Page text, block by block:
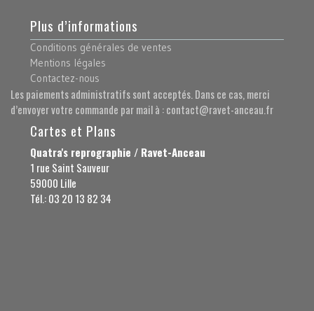
Plus d’informations
Conditions générales de ventes
Mentions légales
Contactez-nous
Les paiements administratifs sont acceptés. Dans ce cas, merci
d’envoyer votre commande par mail à : contact@ravet-anceau.fr
Cartes et Plans
Quatra's reprographie / Ravet-Anceau
1 rue Saint Sauveur
59000 Lille
Tél.: 03 20 13 82 34